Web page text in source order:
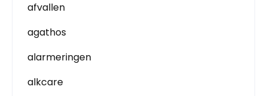
afvallen
agathos
alarmeringen
alkcare